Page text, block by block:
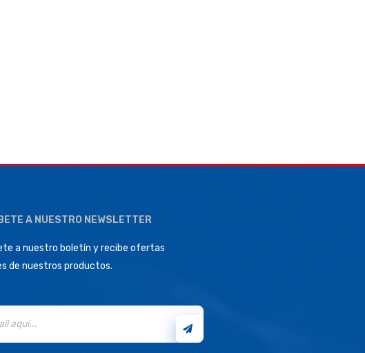
A NUESTRO NEWSLETTER
a nuestro boletín y recibe ofertas
de nuestros productos.